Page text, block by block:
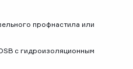
профнастила или
с гидроизоляционным